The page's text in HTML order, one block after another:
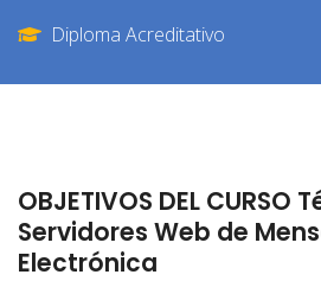
Diploma Acreditativo
OBJETIVOS DEL CURSO
Servidores Web de
Electrónica